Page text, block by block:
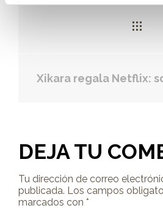
DEJA TU
Tu dirección de correo
publicada. Los campos
marcados con *